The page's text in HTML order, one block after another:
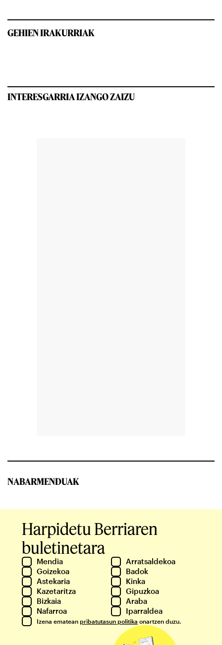
GEHIEN IRAKURRIAK
INTERESGARRIA IZANGO ZAIZU
NABARMENDUAK
Harpidetu Berriaren
buletinetara
Mendia
Arratsaldekoa
Goizekoa
Badok
Astekaria
Kinka
Kazetaritza
Gipuzkoa
Bizkaia
Araba
Nafarroa
Iparraldea
Izena ematean pribatutasun politika onartzen duzu.